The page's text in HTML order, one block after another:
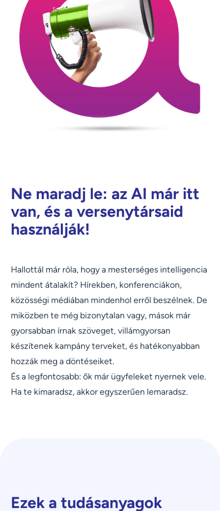
Ne maradj le: az AI már itt
van, és a versenytársaid
használják!
Hallottál már róla, hogy a mesterséges intelligencia
mindent átalakít? Hírekben, konferenciákon,
közösségi médiában mindenhol erről beszélnek. De
miközben te még bizonytalan vagy, mások már
gyorsabban írnak szöveget, villámgyorsan
készítenek kampány terveket, és hatékonyabban
hozzák meg a döntéseiket.
És a legfontosabb: ők már ügyfeleket nyernek vele.
Ha te kimaradsz, akkor egyszerűen lemaradsz.
Ezek a tudásanyagok